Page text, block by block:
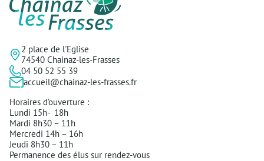
2 place de l'Eglise
74540 Chainaz-les-Frasses
04 50 52 55 39
accueil@chainaz-les-frasses.fr
Horaires d’ouverture :
Lundi 15h- 18h
Mardi 8h30 – 11h
Mercredi 14h – 16h
Jeudi 8h30 – 11h
Permanence des élus sur rendez-vous